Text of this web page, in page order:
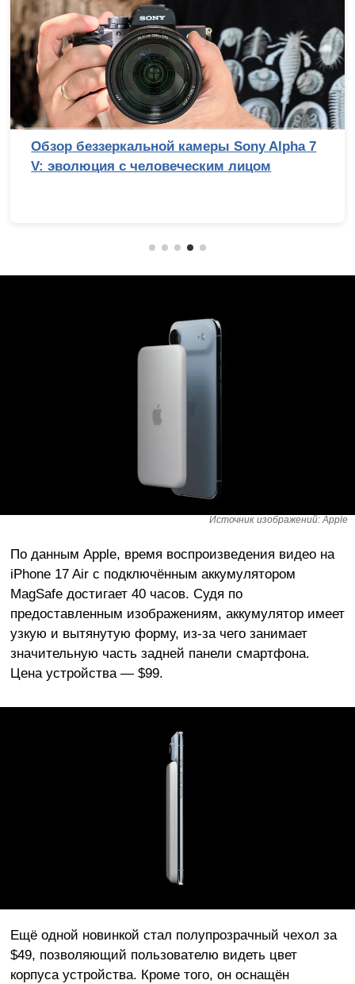
Обзор беззеркальной камеры Sony Alpha 7
V: эволюция с человеческим лицом
Источник изображений: Apple
По данным Apple, время воспроизведения видео на
iPhone 17 Air с подключённым аккумулятором
MagSafe достигает 40 часов. Судя по
предоставленным изображениям, аккумулятор имеет
узкую и вытянутую форму, из-за чего занимает
значительную часть задней панели смартфона.
Цена устройства — $99.
Ещё одной новинкой стал полупрозрачный чехол за
$49, позволяющий пользователю видеть цвет
корпуса устройства. Кроме того, он оснащён